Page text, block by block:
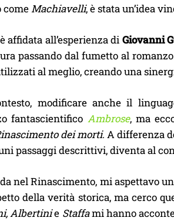
comeMachiavelli, è stata un’idea
affidata all’esperienza di Giovanni
passando dal fumetto al
al meglio, creando una
modificare anche il
fantascientifico Ambrose, ma
dei morti. A differenza
passaggi descrittivi, diventa al
nel Rinascimento, mi aspettavo
della verità storica, ma cerco
Albertinie Staffami hanno